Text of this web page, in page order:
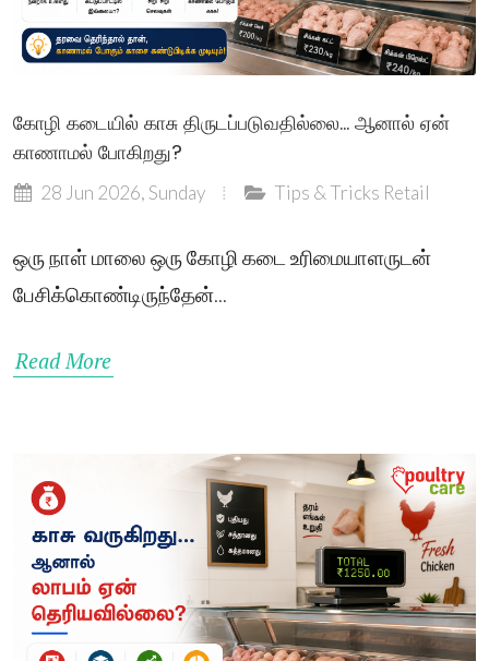
கோழி கடையில் காசு திருடப்படுவதில்லை... ஆனால் ஏன்
காணாமல் போகிறது?
28 Jun 2026, Sunday Tips & Tricks Retail
ஒரு நாள் மாலை ஒரு கோழி கடை உரிமையாளருடன்
பேசிக்கொண்டிருந்தேன்...
Read More